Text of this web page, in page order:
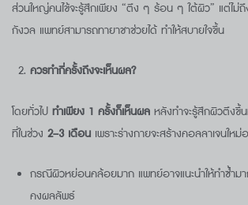
ส่วนใหญ่คนไข้จะรู้สึกเพียง “ตึง ๆ ร้อน ๆ ใต้ผิว” แต่ไม่ถึ
กังวล แพทย์สามารถทายาชาช่วยได้ ทำให้สบายใจขึ้น
ควรทำกี่ครั้งถึงจะเห็นผล?
โดยทั่วไป ทำเพียง 1 ครั้งก็เห็นผล หลังทำจะรู้สึกผิวตึงขึ้
ที่ในช่วง 2–3 เดือน เพราะร่างกายจะสร้างคอลลาเจนให
กรณีผิวหย่อนคล้อยมาก แพทย์อาจแนะนำให้ทำซ้ำม
คงผลลัพธ์